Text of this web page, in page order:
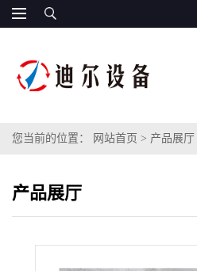
您当前的位置： 网站首页 > 产品展厅
产品展厅